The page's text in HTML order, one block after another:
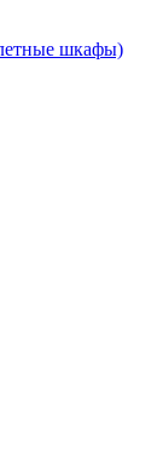
шкафы)